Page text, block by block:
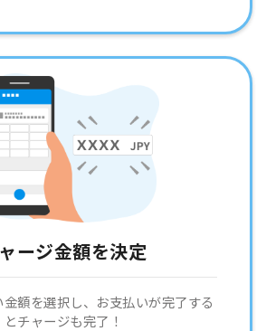
ージ金額を決定
額を選択し、お支払いが完了する
とチャージも完了！